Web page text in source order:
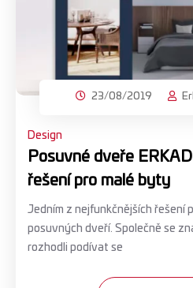
23/08/2019
Design
Posuvné dveře
řešení pro malé byty
Jedním z nejfunkčnějších řešení
posuvných dveří. Společně se
rozhodli podívat se